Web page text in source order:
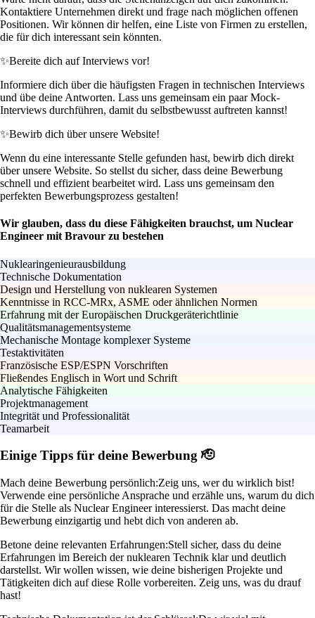
Kontaktiere Unternehmen direkt und frage nach möglichen offenen
Positionen. Wir können dir helfen, eine Liste von Firmen zu erstellen,
die für dich interessant sein könnten.
✨Bereite dich auf Interviews vor!
Informiere dich über die häufigsten Fragen in technischen Interviews
und übe deine Antworten. Lass uns gemeinsam ein paar Mock-
Interviews durchführen, damit du selbstbewusst auftreten kannst!
✨Bewirb dich über unsere Website!
Wenn du eine interessante Stelle gefunden hast, bewirb dich direkt
über unsere Website. So stellst du sicher, dass deine Bewerbung
schnell und effizient bearbeitet wird. Lass uns gemeinsam den
perfekten Bewerbungsprozess gestalten!
Wir glauben, dass du diese Fähigkeiten brauchst, um Nuclear
Engineer mit Bravour zu bestehen
Nuklearingenieurausbildung
Technische Dokumentation
Design und Herstellung von nuklearen Systemen
Kenntnisse in RCC-MRx, ASME oder ähnlichen Normen
Erfahrung mit der Europäischen Druckgeräterichtlinie
Qualitätsmanagementsysteme
Mechanische Montage komplexer Systeme
Testaktivitäten
Französische ESP/ESPN Vorschriften
Fließendes Englisch in Wort und Schrift
Analytische Fähigkeiten
Projektmanagement
Integrität und Professionalität
Teamarbeit
Einige Tipps für deine Bewerbung 🫡
Mach deine Bewerbung persönlich:Zeig uns, wer du wirklich bist!
Verwende eine persönliche Ansprache und erzähle uns, warum du dich
für die Stelle als Nuclear Engineer interessierst. Das macht deine
Bewerbung einzigartig und hebt dich von anderen ab.
Betone deine relevanten Erfahrungen:Stell sicher, dass du deine
Erfahrungen im Bereich der nuklearen Technik klar und deutlich
darstellst. Wir wollen wissen, wie deine bisherigen Projekte und
Tätigkeiten dich auf diese Rolle vorbereiten. Zeig uns, was du drauf
hast!